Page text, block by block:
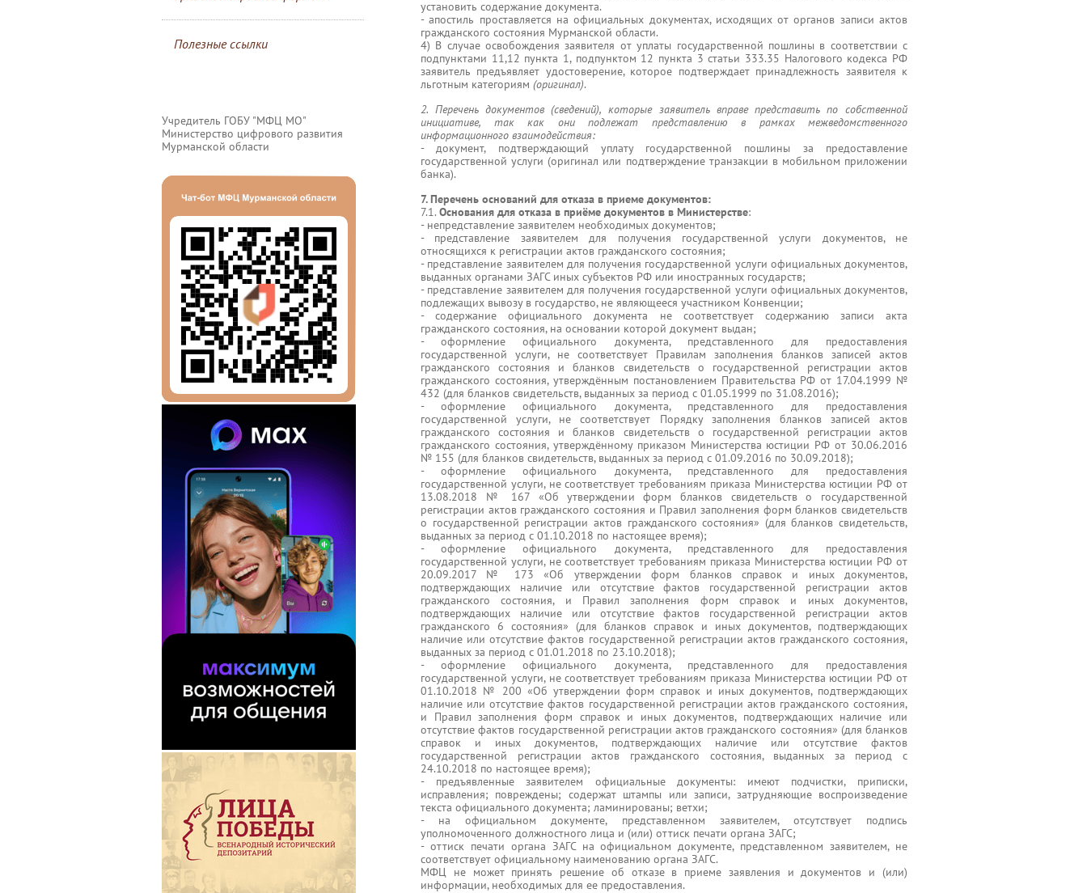
Полезные ссылки
Учредитель ГОБУ "МФЦ МО"
Министерство цифрового развития
Мурманской области
установить содержание документа.
- апостиль проставляется на официальных документах, исходящих от органов записи актов
гражданского состояния Мурманской области.
4) В случае освобождения заявителя от уплаты государственной пошлины в соответствии с
подпунктами 11,12 пункта 1, подпунктом 12 пункта 3 статьи 333.35 Налогового кодекса РФ
заявитель предъявляет удостоверение, которое подтверждает принадлежность заявителя к
льготным категориям (оригинал).
2. Перечень документов (сведений), которые заявитель вправе представить по собственной
инициативе, так как они подлежат представлению в рамках межведомственного
информационного взаимодействия:
- документ, подтверждающий уплату государственной пошлины за предоставление
государственной услуги (оригинал или подтверждение транзакции в мобильном приложении
банка).
7. Перечень оснований для отказа в приеме документов:
7.1. Основания для отказа в приёме документов в Министерстве:
- непредставление заявителем необходимых документов;
- представление заявителем для получения государственной услуги документов, не
относящихся к регистрации актов гражданского состояния;
- представление заявителем для получения государственной услуги официальных документов,
выданных органами ЗАГС иных субъектов РФ или иностранных государств;
- представление заявителем для получения государственной услуги официальных документов,
подлежащих вывозу в государство, не являющееся участником Конвенции;
- содержание официального документа не соответствует содержанию записи акта
гражданского состояния, на основании которой документ выдан;
- оформление официального документа, представленного для предоставления
государственной услуги, не соответствует Правилам заполнения бланков записей актов
гражданского состояния и бланков свидетельств о государственной регистрации актов
гражданского состояния, утверждённым постановлением Правительства РФ от 17.04.1999 №
432 (для бланков свидетельств, выданных за период с 01.05.1999 по 31.08.2016);
- оформление официального документа, представленного для предоставления
государственной услуги, не соответствует Порядку заполнения бланков записей актов
гражданского состояния и бланков свидетельств о государственной регистрации актов
гражданского состояния, утверждённому приказом Министерства юстиции РФ от 30.06.2016
№ 155 (для бланков свидетельств, выданных за период с 01.09.2016 по 30.09.2018);
- оформление официального документа, представленного для предоставления
государственной услуги, не соответствует требованиям приказа Министерства юстиции РФ от
13.08.2018 № 167 «Об утверждении форм бланков свидетельств о государственной
регистрации актов гражданского состояния и Правил заполнения форм бланков свидетельств
о государственной регистрации актов гражданского состояния» (для бланков свидетельств,
выданных за период с 01.10.2018 по настоящее время);
- оформление официального документа, представленного для предоставления
государственной услуги, не соответствует требованиям приказа Министерства юстиции РФ от
20.09.2017 № 173 «Об утверждении форм бланков справок и иных документов,
подтверждающих наличие или отсутствие фактов государственной регистрации актов
гражданского состояния, и Правил заполнения форм справок и иных документов,
подтверждающих наличие или отсутствие фактов государственной регистрации актов
гражданского 6 состояния» (для бланков справок и иных документов, подтверждающих
наличие или отсутствие фактов государственной регистрации актов гражданского состояния,
выданных за период с 01.01.2018 по 23.10.2018);
- оформление официального документа, представленного для предоставления
государственной услуги, не соответствует требованиям приказа Министерства юстиции РФ от
01.10.2018 № 200 «Об утверждении форм справок и иных документов, подтверждающих
наличие или отсутствие фактов государственной регистрации актов гражданского состояния,
и Правил заполнения форм справок и иных документов, подтверждающих наличие или
отсутствие фактов государственной регистрации актов гражданского состояния» (для бланков
справок и иных документов, подтверждающих наличие или отсутствие фактов
государственной регистрации актов гражданского состояния, выданных за период с
24.10.2018 по настоящее время);
- предъявленные заявителем официальные документы: имеют подчистки, приписки,
исправления; повреждены; содержат штампы или записи, затрудняющие воспроизведение
текста официального документа; ламинированы; ветхи;
- на официальном документе, представленном заявителем, отсутствует подпись
уполномоченного должностного лица и (или) оттиск печати органа ЗАГС;
- оттиск печати органа ЗАГС на официальном документе, представленном заявителем, не
соответствует официальному наименованию органа ЗАГС.
МФЦ не может принять решение об отказе в приеме заявления и документов и (или)
информации, необходимых для ее предоставления.